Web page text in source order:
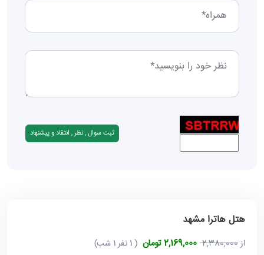
هتل هاترا مشهد
از2,380,000 2,169,000 تومان ( 1 نفر 1 شب)